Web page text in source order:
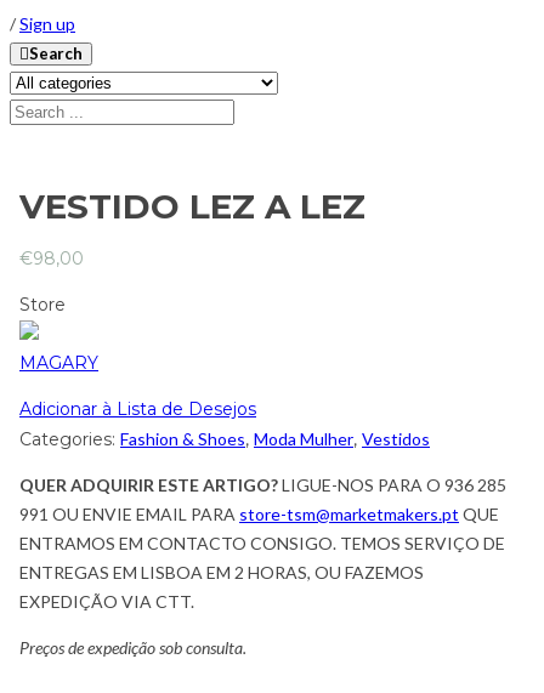
/Sign up
Search
VESTIDO LEZ A LEZ
€98,00
Store
MAGARY
Adicionar à Lista de Desejos
Categories: Fashion & Shoes, Moda Mulher, Vestidos
QUER ADQUIRIR ESTE ARTIGO?LIGUE-NOS PARA O 936 285
991 OU ENVIE EMAIL PARA store-tsm@marketmakers.pt QUE
ENTRAMOS EM CONTACTO CONSIGO. TEMOS SERVIÇO DE
ENTREGAS EM LISBOA EM 2 HORAS, OU FAZEMOS
EXPEDIÇÃO VIA CTT.
Preços de expedição sob consulta.